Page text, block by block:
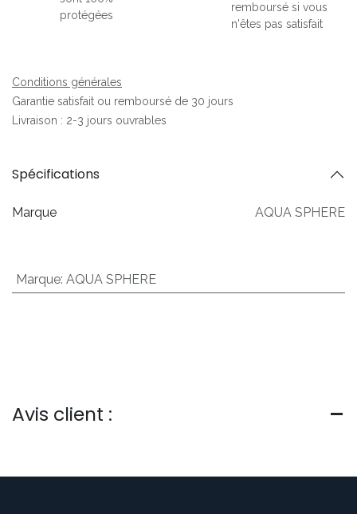
protégées
remboursé si vous
n'êtes pas satisfait
Conditions générales
Garantie satisfait ou remboursé de 30 jours
Livraison : 2-3 jours ouvrables
Spécifications
Marque AQUA SPHERE
Marque: AQUA SPHERE
Avis client :